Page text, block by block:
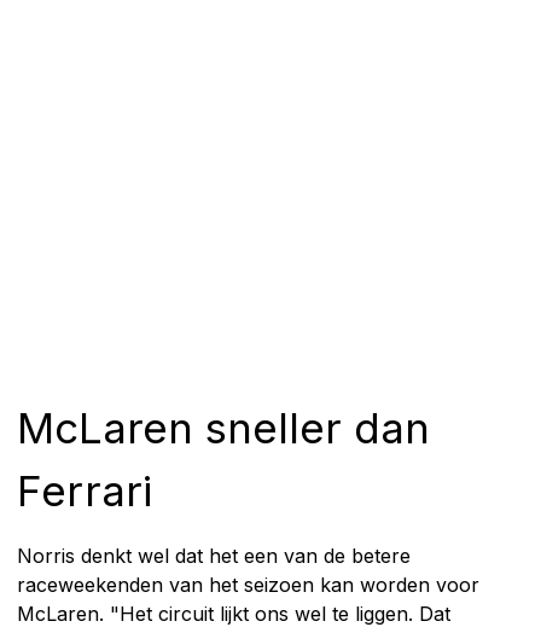
McLaren sneller dan
Ferrari
Norris denkt wel dat het een van de betere
raceweekenden van het seizoen kan worden voor
McLaren. "Het circuit lijkt ons wel te liggen. Dat